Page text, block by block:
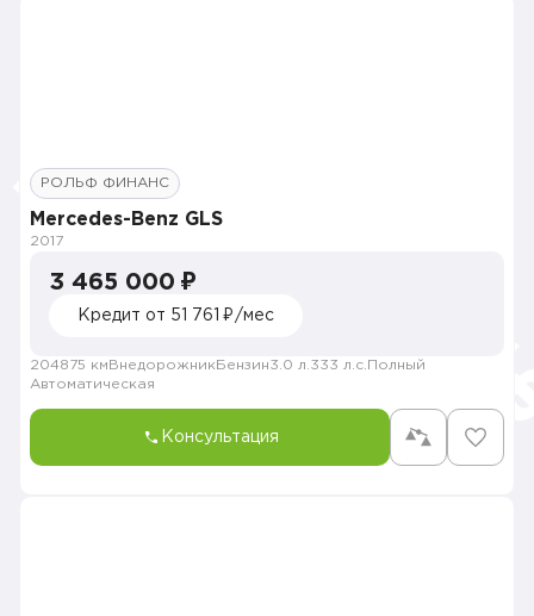
РОЛЬФ ФИНАНС
Mercedes-Benz GLS
2017
3 465 000 ₽
Кредит от 51 761 ₽/мес
204875 км Внедорожник Бензин3.0 л. 333 л.с. Полный
Автоматическая
Консультация